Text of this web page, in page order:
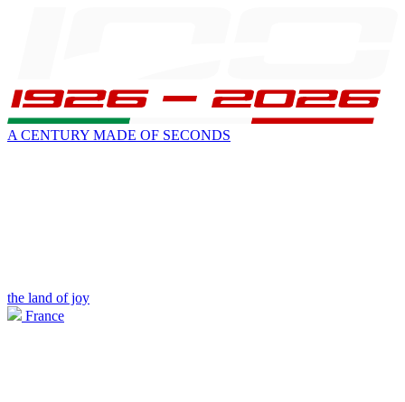
A CENTURY MADE OF SECONDS
the land of joy
France